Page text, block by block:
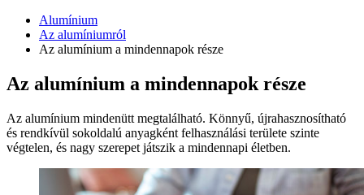
Alumínium
Az alumíniumról
Az alumínium a mindennapok része
Az alumínium a mindennapok része
Az alumínium mindenütt megtalálható. Könnyű, újrahasznosítható
és rendkívül sokoldalú anyagként felhasználási területe szinte
végtelen, és nagy szerepet játszik a mindennapi életben.